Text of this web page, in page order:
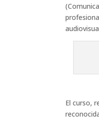
El curso,